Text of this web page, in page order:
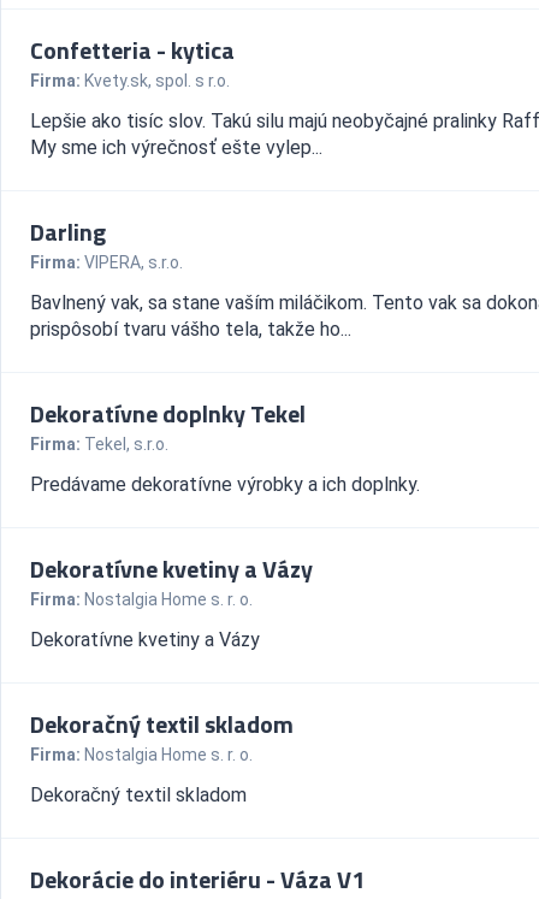
Confetteria - kytica
Firma: Kvety.sk, spol. s r.o.
Lepšie ako tisíc slov. Takú silu majú neobyčajné pralinky
My sme ich výrečnosť ešte vylep...
Darling
Firma: VIPERA, s.r.o.
Bavlnený vak, sa stane vaším miláčikom. Tento vak sa
prispôsobí tvaru vášho tela, takže ho...
Dekoratívne doplnky Tekel
Firma: Tekel, s.r.o.
Predávame dekoratívne výrobky a ich doplnky.
Dekoratívne kvetiny a Vázy
Firma: Nostalgia Home s. r. o.
Dekoratívne kvetiny a Vázy
Dekoračný textil skladom
Firma: Nostalgia Home s. r. o.
Dekoračný textil skladom
Dekorácie do interiéru - Váza V1